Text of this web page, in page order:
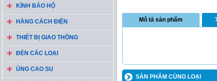
KÍNH BẢO HỘ
HÀNG CÁCH ĐIỆN
THIẾT BỊ GIAO THÔNG
ĐÈN CÁC LOẠI
ỦNG CAO SU
Mô tả sản phẩm
SẢN PHẨM CÙNG LOẠI